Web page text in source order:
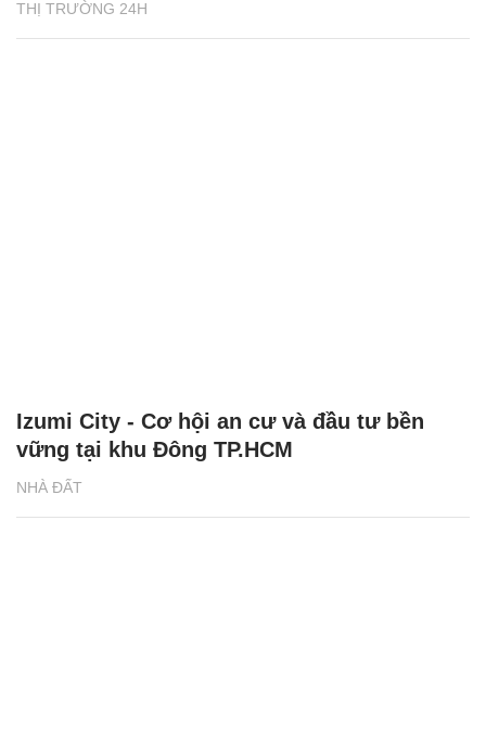
THỊ TRƯỜNG 24H
NHÀ ĐẤT
Izumi City - Cơ hội an cư và đầu tư bền
vững tại khu Đông TP.HCM